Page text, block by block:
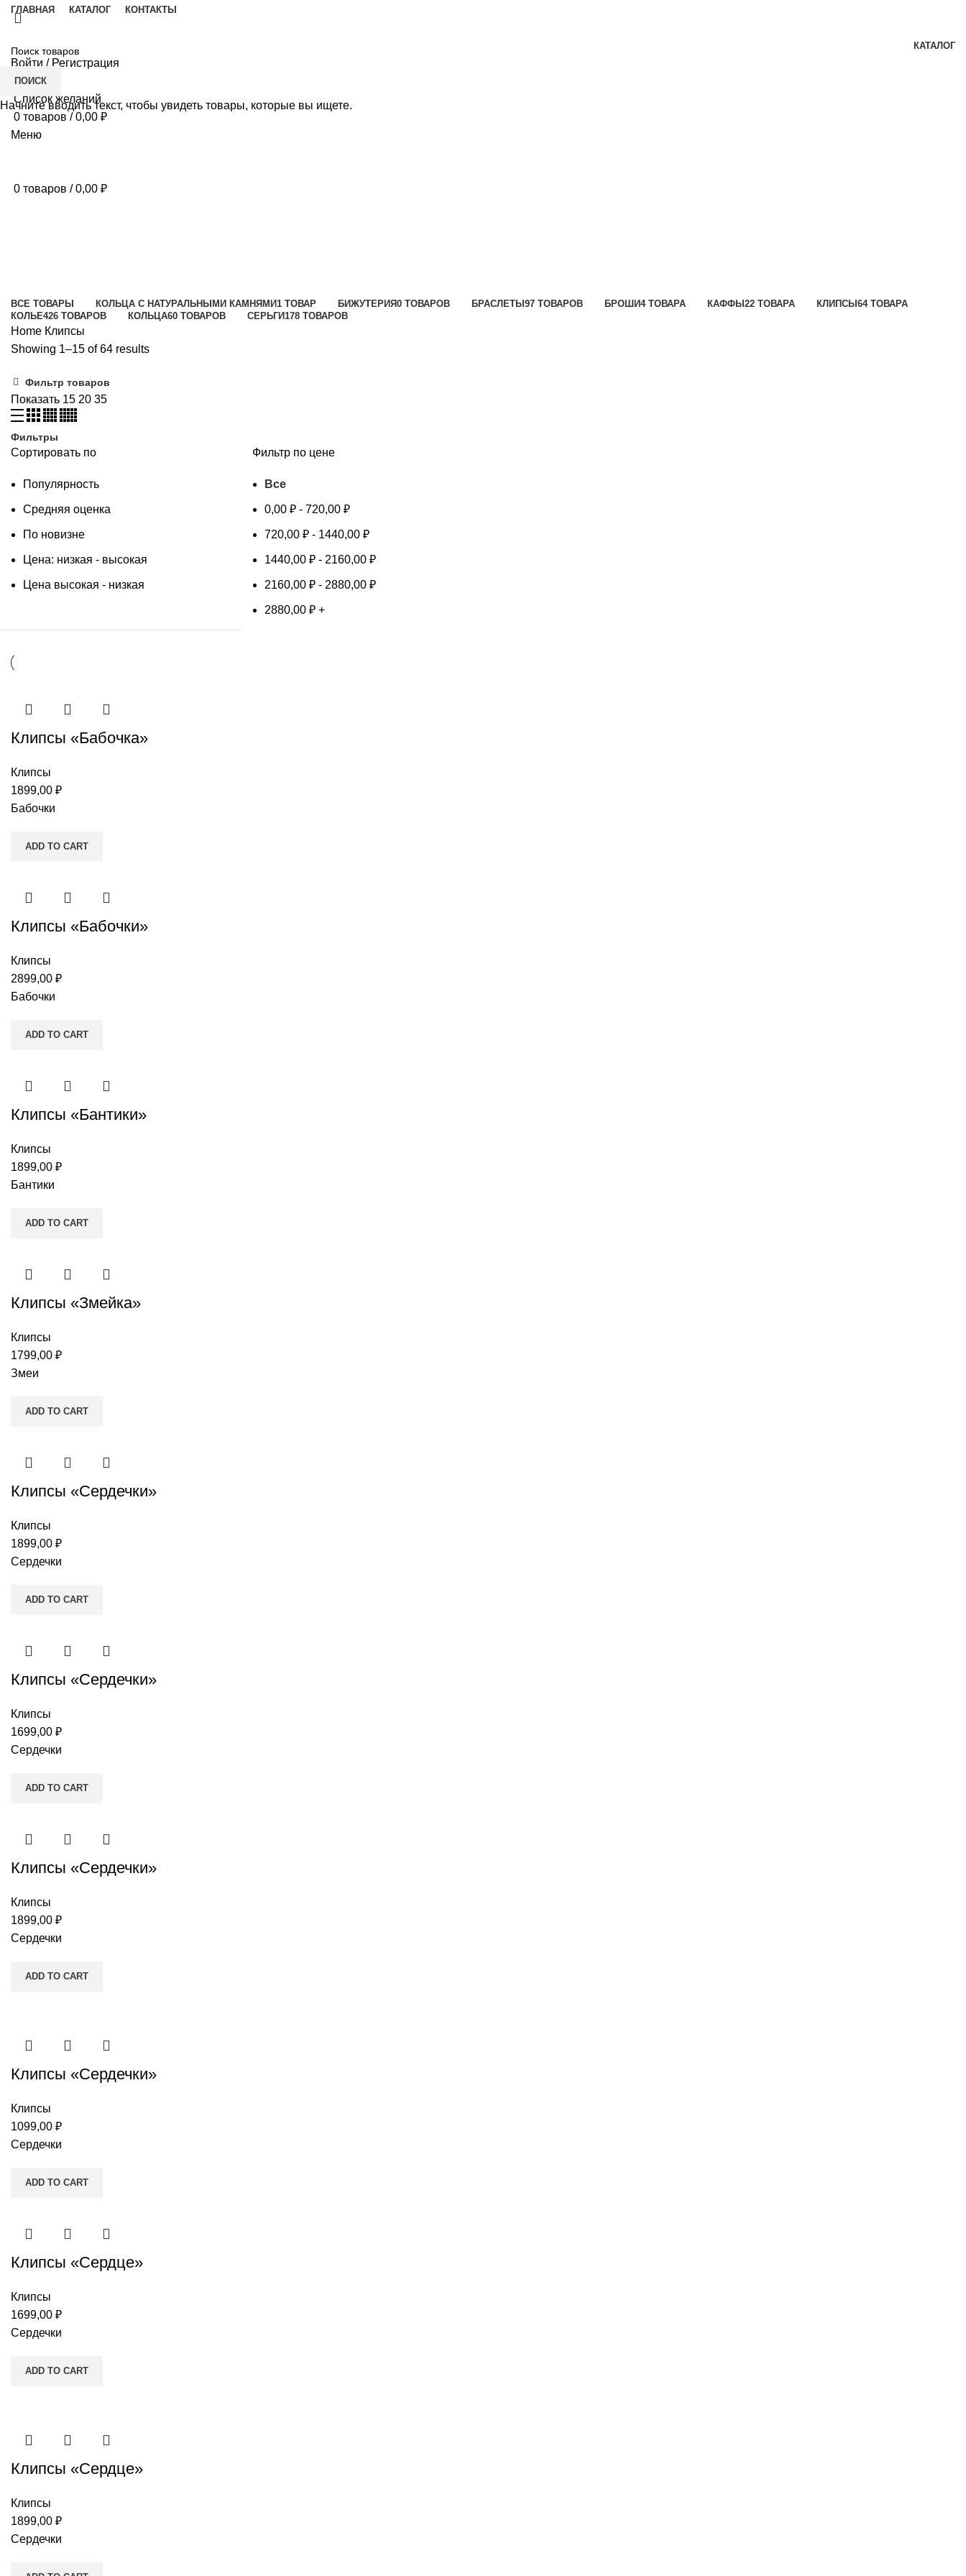
ГЛАВНАЯ КАТАЛОГ КОНТАКТЫ
КАТАЛОГ
Войти / Регистрация
Список желаний
0 товаров / 0,00 ₽
Меню
0 товаров / 0,00 ₽
ВСЕ ТОВАРЫ КОЛЬЦА С НАТУРАЛЬНЫМИ КАМНЯМИ1 ТОВАР БИЖУТЕРИЯ0 ТОВАРОВ БРАСЛЕТЫ 97 ТОВАРОВ БРОШИ4 ТОВАРА КАФФЫ 22 ТОВАРА КЛИПСЫ 64 ТОВАРА
КОЛЬЕ426 ТОВАРОВ КОЛЬЦА60 ТОВАРОВ СЕРЬГИ178 ТОВАРОВ
Home Клипсы
Showing 1–15 of 64 results
Фильтр товаров
Показать 15 20 35
Фильтры
Сортировать по
Популярность
Средняя оценка
По новизне
Цена: низкая - высокая
Цена высокая - низкая
Фильтр по цене
Все
0,00 ₽ - 720,00 ₽
720,00 ₽ - 1440,00 ₽
1440,00 ₽ - 2160,00 ₽
2160,00 ₽ - 2880,00 ₽
2880,00 ₽ +
Клипсы «Бабочка»
Клипсы
1899,00 ₽
Бабочки
ADD TO CART
Клипсы «Бабочки»
Клипсы
2899,00 ₽
Бабочки
ADD TO CART
Клипсы «Бантики»
Клипсы
1899,00 ₽
Бантики
ADD TO CART
Клипсы «Змейка»
Клипсы
1799,00 ₽
Змеи
ADD TO CART
Клипсы «Сердечки»
Клипсы
1899,00 ₽
Сердечки
ADD TO CART
Клипсы «Сердечки»
Клипсы
1699,00 ₽
Сердечки
ADD TO CART
Клипсы «Сердечки»
Клипсы
1899,00 ₽
Сердечки
ADD TO CART
Клипсы «Сердечки»
Клипсы
1099,00 ₽
Сердечки
ADD TO CART
Клипсы «Сердце»
Клипсы
1699,00 ₽
Сердечки
ADD TO CART
Клипсы «Сердце»
Клипсы
1899,00 ₽
Сердечки
ПОИСК
Начните вводить текст, чтобы увидеть товары, которые вы ищете.